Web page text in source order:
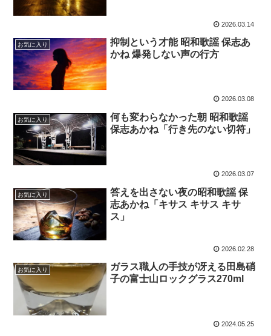
2026.03.14
お気に入り
抑制という才能 昭和歌謡 保志あ
かね 爆発しない声の行方
2026.03.08
お気に入り
何も変わらなかった朝 昭和歌謡
保志あかね「行き先のない切符」
2026.03.07
お気に入り
答えを出さない夜の昭和歌謡 保
志あかね「キサス キサス キサ
ス」
2026.02.28
お気に入り
ガラス職人の手技が冴える田島硝
子の富士山ロックグラス270ml
2024.05.25